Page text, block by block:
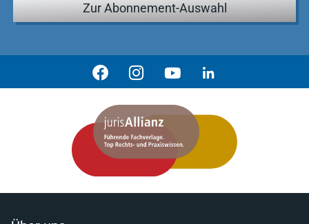
Zur Abonnement-Auswahl